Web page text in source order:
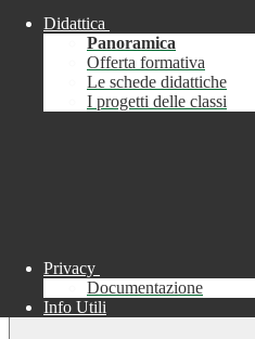
Chiudi
Informazione
Didattica
Panoramica
Offerta formativa
Le schede didattiche
I progetti delle classi
Privacy
Documentazione
Info Utili